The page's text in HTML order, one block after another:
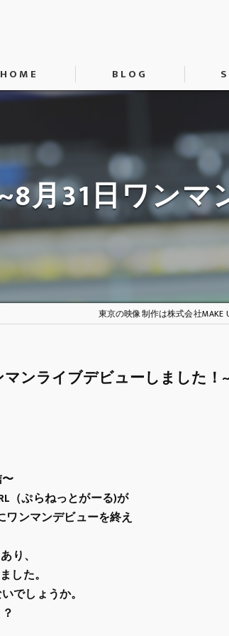
HOME BLOG
月31日ワン
東京の映像制作は株式会社MAKE
マンライブデビューしました！~
（ぷらねっとがーる)が
ワンマンデビューを終え
り、
した。
でしょうか。